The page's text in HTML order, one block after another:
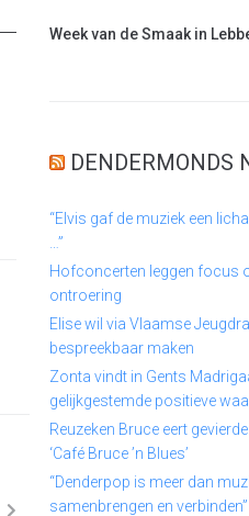
Week van de Smaak in
DENDERMONDS
“Elvis gaf de muziek een
…”
Hofconcerten leggen focus
ontroering
Elise wil via Vlaamse
bespreekbaar maken
Zonta vindt in Gents
gelijkgestemde positieve
Reuzeken Bruce eert
‘Café Bruce ’n Blues’
“Denderpop is meer dan
samenbrengen en verbinden”